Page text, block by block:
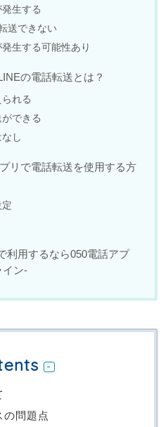
生する
送できない
生する可能性あり
の電話転送とは？
れる
できる
し
リで電話転送を使用する方
利用するなら050電話アプ
イン-
の問題点